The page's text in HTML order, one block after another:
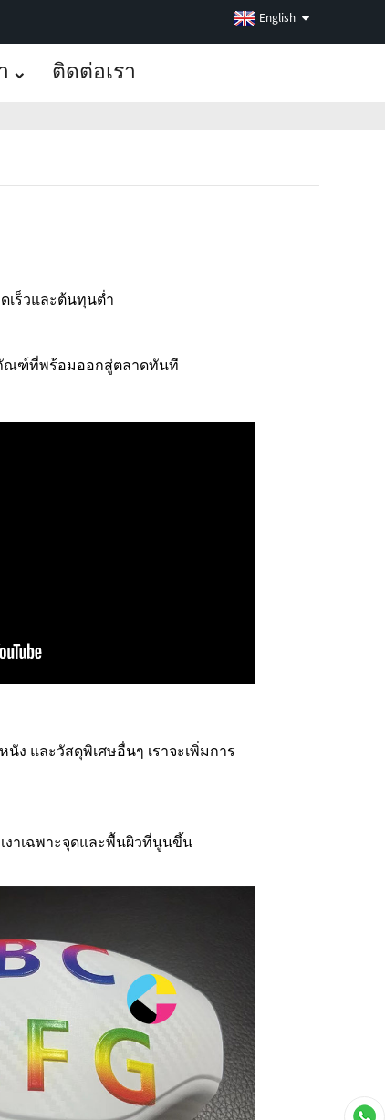
English
ติดต่อเรา
เร็วและต้นทุนต่ำ
ภัณฑ์ที่พร้อมออกสู่ตลาดทันที
ง และวัสดุพิเศษอื่นๆ เราจะเพิ่มการ
งาเฉพาะจุดและพื้นผิวที่นูนขึ้น